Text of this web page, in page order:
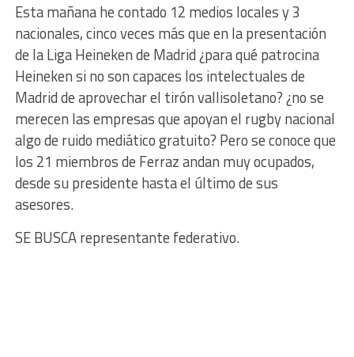
Esta mañana he contado 12 medios locales y 3
nacionales, cinco veces más que en la presentación
de la Liga Heineken de Madrid ¿para qué patrocina
Heineken si no son capaces los intelectuales de
Madrid de aprovechar el tirón vallisoletano? ¿no se
merecen las empresas que apoyan el rugby nacional
algo de ruido mediático gratuito? Pero se conoce que
los 21 miembros de Ferraz andan muy ocupados,
desde su presidente hasta el último de sus
asesores.
SE BUSCA representante federativo.